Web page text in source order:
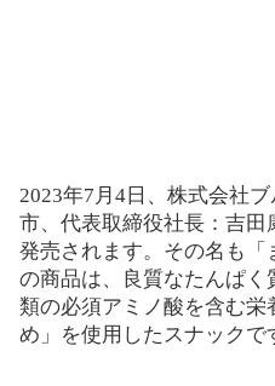
2023年7月4日、株式会社
市、代表取締役社長：吉
発売されます。その名も「
の商品は、良質なたんぱ
類の必須アミノ酸を含む栄
め」を使用したスナックで